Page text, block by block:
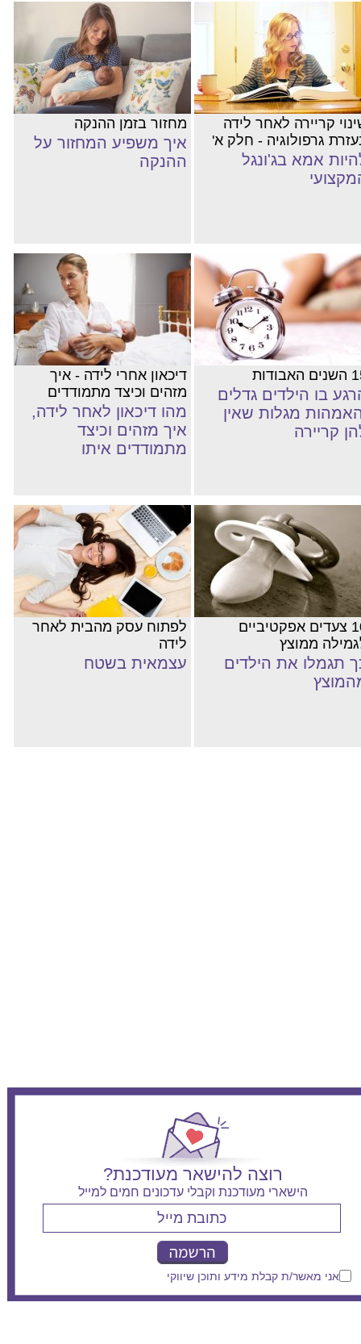
קריירה לאחר לידה
גרפולוגיה - חלק א'
אמא בג'ונגל
מחזור בזמן ההנקה
איך משפיע המחזור על
ההנקה
בו הילדים גדלים
מגלות שאין
קריירה
דיכאון אחרי לידה - איך
מזהים וכיצד מתמודדים
מהו דיכאון לאחר לידה,
איך מזהים וכיצד
מתמודדים איתו
10 צעדים אפקטיביים
ממוצץ
תגמלו את הילדים
לפתוח עסק מהבית לאחר
לידה
עצמאית בשטח
רוצה להישאר מעודכנת?
הישארי מעודכנת וקבלי עדכונים חמים למייל
אני מאשר/ת קבלת מידע ותוכן שיווקי